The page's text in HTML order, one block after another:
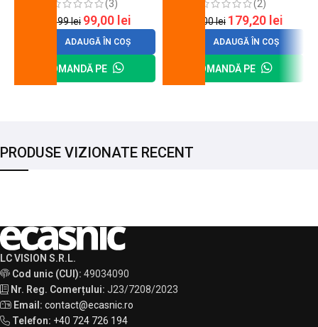
(3)
120,99lei 99,00 lei
ADAUGĂ ÎN COȘ
COMANDĂ PE
(2)
200,00lei 179,20 lei
ADAUGĂ ÎN COȘ
COMANDĂ PE
PRODUSE VIZIONATE RECENT
LC VISION S.R.L.
Cod unic (CUI): 49034090
Nr. Reg. Comerțului: J23/7208/2023
Email: contact@ecasnic.ro
Telefon: +40 724 726 194